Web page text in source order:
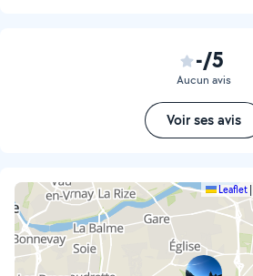
-/5
Aucun avis
Voir ses avis
Leaflet